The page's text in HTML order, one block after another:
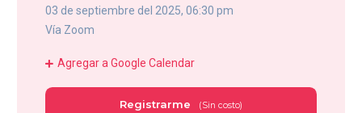
03 de septiembre del 2025, 06:30 pm
Vía Zoom
Agregar a Google Calendar
Registrarme (Sin costo)